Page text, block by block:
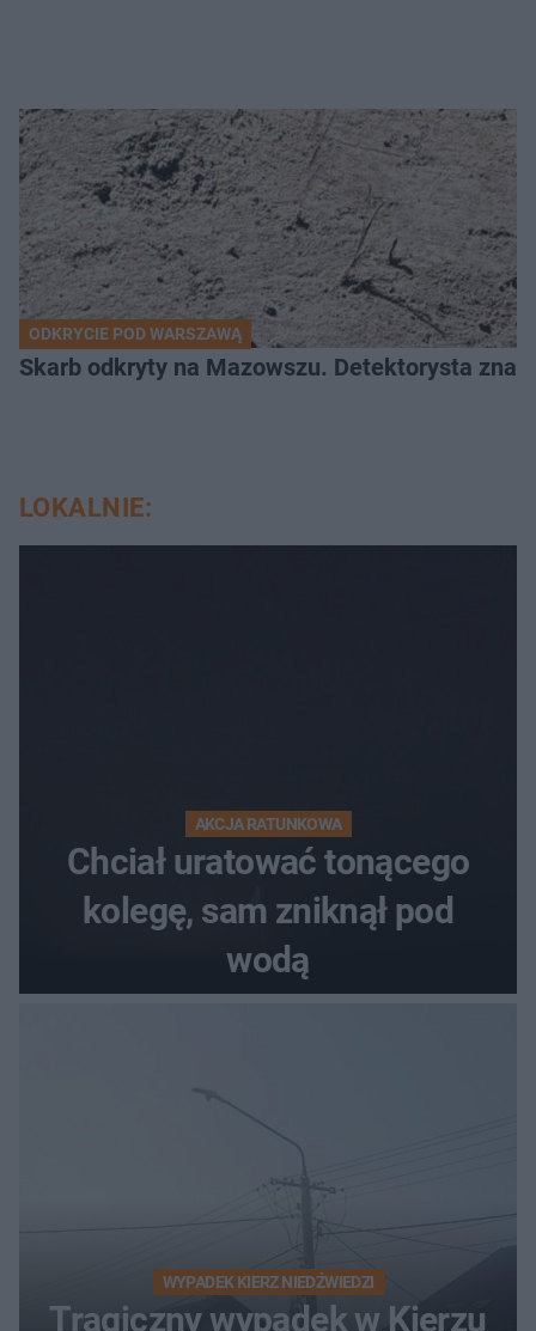
ODKRYCIE POD WARSZAWĄ
Skarb odkryty na Mazowszu. Detektorysta
LOKALNIE:
AKCJA RATUNKOWA
Chciał uratować tonącego
kolegę, sam zniknął pod
wodą
WYPADEK KIERZ NIEDŹWIEDZI
Tragiczny wypadek w Kierzu